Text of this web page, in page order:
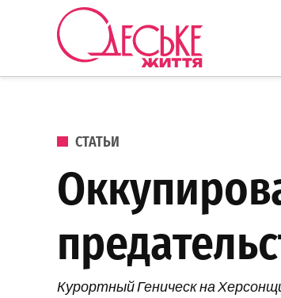
Перейти к содержанию
ОПУБЛИКОВАНО В
СТАТЬИ
Курортный Геническ на